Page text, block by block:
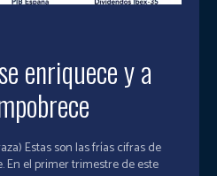
enriquece y a
Estas son las frías cifras de
En el primer trimestre de este